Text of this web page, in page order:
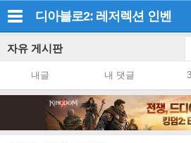
디아블로2: 레저렉션 인벤
자유 게시판
내글 내 댓글